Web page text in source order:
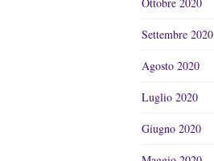
Settembre 2020
Agosto 2020
Luglio 2020
Giugno 2020